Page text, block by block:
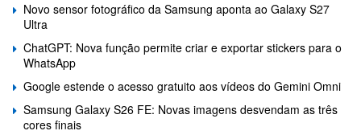
Novo sensor fotográfico da Samsung aponta ao Galaxy S27
Ultra
ChatGPT: Nova função permite criar e exportar stickers para o
WhatsApp
Google estende o acesso gratuito aos vídeos do Gemini Omni
Samsung Galaxy S26 FE: Novas imagens desvendam as três
cores finais